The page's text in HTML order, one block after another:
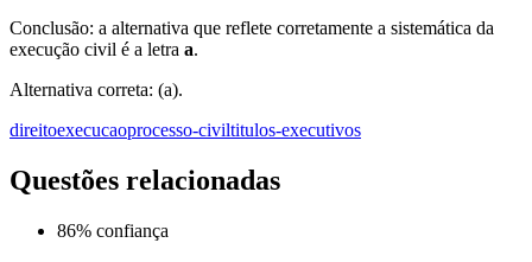
Conclusão: a alternativa que reflete corretamente a sistemática da
execução civil é a letra a.
Alternativa correta: (a).
direitoexecucaoprocesso-civiltitulos-executivos
Questões relacionadas
86% confiança